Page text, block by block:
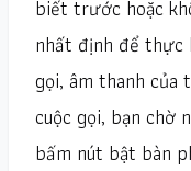
biết trước hoặc
nhất định để thực
gọi, âm thanh của
cuộc gọi, bạn chờ
bấm nút bật bàn